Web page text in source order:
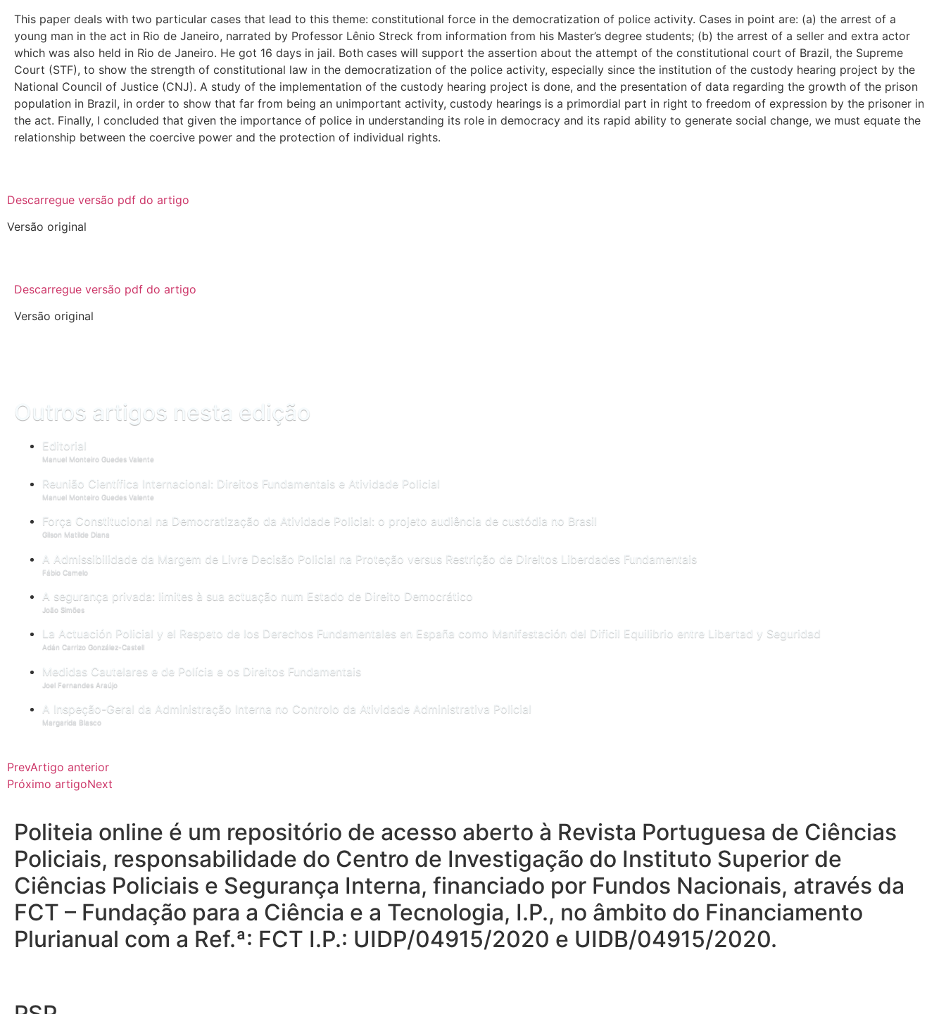
This paper deals with two particular cases that lead to this theme: constitutional force in the democratization of police activity. Cases in point are: (a) the arrest of a
young man in the act in Rio de Janeiro, narrated by Professor Lênio Streck from information from his Master’s degree students; (b) the arrest of a seller and extra actor
which was also held in Rio de Janeiro. He got 16 days in jail. Both cases will support the assertion about the attempt of the constitutional court of Brazil, the Supreme
Court (STF), to show the strength of constitutional law in the democratization of the police activity, especially since the institution of the custody hearing project by the
National Council of Justice (CNJ). A study of the implementation of the custody hearing project is done, and the presentation of data regarding the growth of the prison
population in Brazil, in order to show that far from being an unimportant activity, custody hearings is a primordial part in right to freedom of expression by the prisoner in
the act. Finally, I concluded that given the importance of police in understanding its role in democracy and its rapid ability to generate social change, we must equate the
relationship between the coercive power and the protection of individual rights.
Descarregue versão pdf do artigo
Versão original
Descarregue versão pdf do artigo
Versão original
Outros artigos nesta edição
Editorial
Manuel Monteiro Guedes Valente
Reunião Científica Internacional: Direitos Fundamentais e Atividade Policial
Manuel Monteiro Guedes Valente
Força Constitucional na Democratização da Atividade Policial: o projeto audiência de custódia no Brasil
Gilson Matilde Diana
A Admissibilidade da Margem de Livre Decisão Policial na Proteção versus Restrição de Direitos Liberdades Fundamentais
Fábio Camelo
A segurança privada: limites à sua actuação num Estado de Direito Democrático
João Simões
La Actuación Policial y el Respeto de los Derechos Fundamentales en España como Manifestación del Dificil Equilibrio entre Libertad y Seguridad
Adán Carrizo González-Castell
Medidas Cautelares e de Polícia e os Direitos Fundamentais
Joel Fernandes Araújo
A Inspeção-Geral da Administração Interna no Controlo da Atividade Administrativa Policial
Margarida Blasco
PrevArtigo anterior
Próximo artigoNext
Politeia online é um repositório de acesso aberto à Revista Portuguesa de Ciências
Policiais, responsabilidade do Centro de Investigação do Instituto Superior de
Ciências Policiais e Segurança Interna, financiado por Fundos Nacionais, através da
FCT – Fundação para a Ciência e a Tecnologia, I.P., no âmbito do Financiamento
Plurianual com a Ref.ª: FCT I.P.: UIDP/04915/2020 e UIDB/04915/2020.